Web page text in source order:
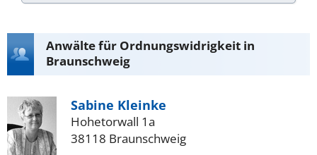
Anwälte für Ordnungswidrigkeit in
Braunschweig
Sabine Kleinke
Hohetorwall 1a
38118 Braunschweig